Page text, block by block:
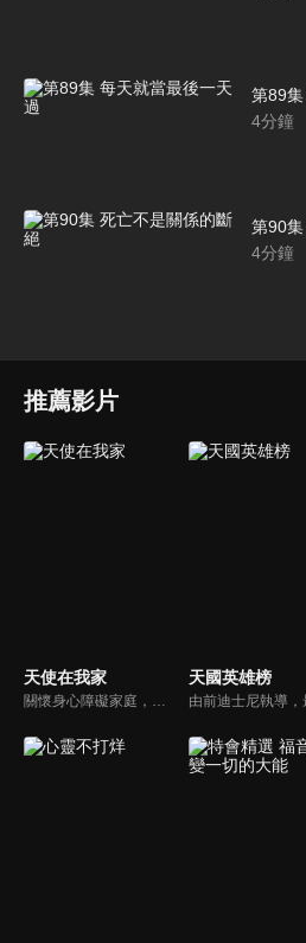
第89
4分鐘
第90
4分鐘
推薦影片
天使在我家 天國英雄榜